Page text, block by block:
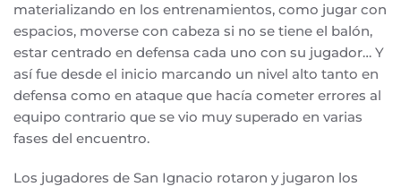
materializando en los entrenamientos, como jugar con
espacios, moverse con cabeza si no se tiene el balón,
estar centrado en defensa cada uno con su jugador… Y
así fue desde el inicio marcando un nivel alto tanto en
defensa como en ataque que hacía cometer errores al
equipo contrario que se vio muy superado en varias
fases del encuentro.
Los jugadores de San Ignacio rotaron y jugaron los